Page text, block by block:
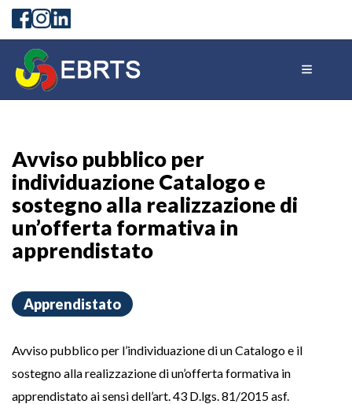
Avviso pubblico per
individuazione Catalogo e
sostegno alla realizzazione di
un’offerta formativa in
apprendistato
Apprendistato
Avviso pubblico per l’individuazione di un Catalogo e il
sostegno alla realizzazione di un’offerta formativa in
apprendistato ai sensi dell’art. 43 D.lgs. 81/2015 asf.